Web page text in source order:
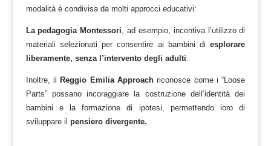
modalità è condivisa da molti approcci educativi:
La pedagogia Montessori, ad esempio, incentiva l’utilizzo di
materiali selezionati per consentire ai bambini diesplorare
liberamente, senza l’intervento degli adulti.
Inoltre, il Reggio Emilia Approach riconosce come i “Loose
Parts” possano incoraggiare la costruzione dell’identità dei
bambini e la formazione di ipotesi, permettendo loro di
sviluppare il pensiero divergente.